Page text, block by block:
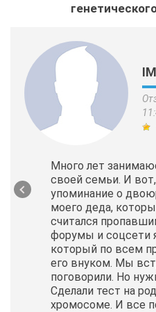
Много лет
своей семьи. И
упоминание о
моего деда,
считался
форумы и соцсети
который по всем
его внуком. Мы
поговорили. Но
Сделали тест на
хромосоме. И все